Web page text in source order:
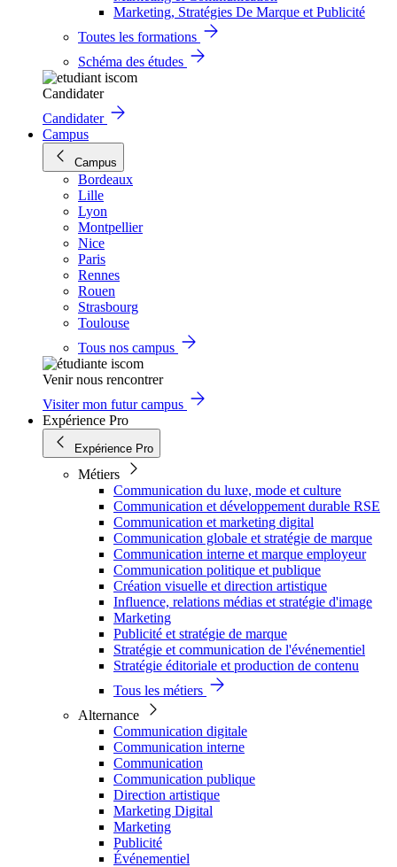
Marketing, Stratégies De Marque et Publicité
Toutes les formations
Schéma des études
Candidater
Candidater
Campus
Campus
Bordeaux
Lille
Lyon
Montpellier
Nice
Paris
Rennes
Rouen
Strasbourg
Toulouse
Tous nos campus
Venir nous rencontrer
Visiter mon futur campus
Expérience Pro
Expérience Pro
Métiers
Communication du luxe, mode et culture
Communication et développement durable RSE
Communication et marketing digital
Communication globale et stratégie de marque
Communication interne et marque employeur
Communication politique et publique
Création visuelle et direction artistique
Influence, relations médias et stratégie d'image
Marketing
Publicité et stratégie de marque
Stratégie et communication de l'événementiel
Stratégie éditoriale et production de contenu
Tous les métiers
Alternance
Communication digitale
Communication interne
Communication
Communication publique
Direction artistique
Marketing Digital
Marketing
Publicité
Événementiel